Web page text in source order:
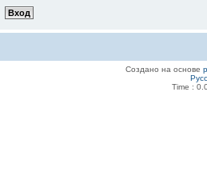
Создано на основе
Time :